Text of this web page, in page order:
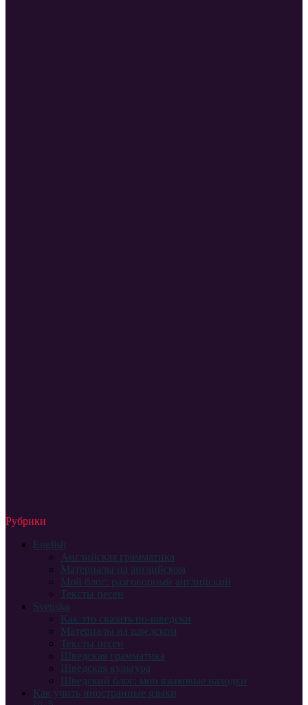
Рубрики
English
Английская грамматика
Материалы на английском
Мой блог: разговорный английский
Тексты песен
Svenska
Как это сказать по-шведски
Материалы на шведском
Тексты песен
Шведская грамматика
Шведская культура
Шведский блог: мои языковые находки
Как учить иностранные языки